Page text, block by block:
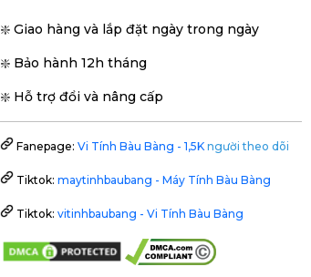
❇️ Giao hàng và lắp đặt ngày trong ngày
❇️ Bảo hành 12h tháng
❇️ Hỗ trợ đổi và nâng cấp
Fanepage: Vi Tính Bàu Bàng - 1,5K người theo dõi
Tiktok: maytinhbaubang - Máy Tính Bàu Bàng
Tiktok: vitinhbaubang - Vi Tính Bàu Bàng